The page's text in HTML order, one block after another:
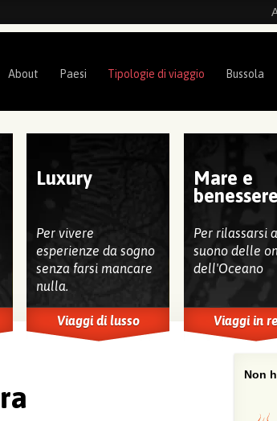
About Paesi Tipologie di viaggio Bussola
Luxury
Per vivere
esperienze da sogno
senza farsi mancare
nulla.
Viaggi di lusso
Mare e
benessere
Per rilassarsi
suono delle
dell'Oceano
Viaggi in
Non